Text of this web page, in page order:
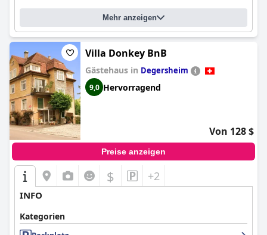
Mehr anzeigen
Villa Donkey BnB
Gästehaus in Degersheim
9,0 Hervorragend
Von 128 $
Preise anzeigen
$ +2
INFO
Kategorien